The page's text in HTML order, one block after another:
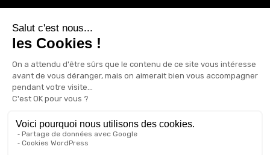
tombe bien ! Un grand nombre de produits présents sur Good Act
permet de trouver un goodies parfait pour votre campagne de
bonnes conditions et un impact limité sur la planête.